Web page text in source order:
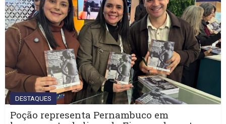
DESTAQUES
Poção representa Pernambuco em